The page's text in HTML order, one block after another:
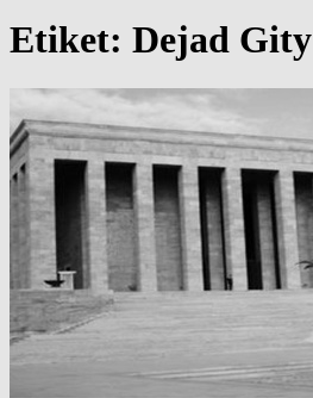
Etiket: Dejad Gity